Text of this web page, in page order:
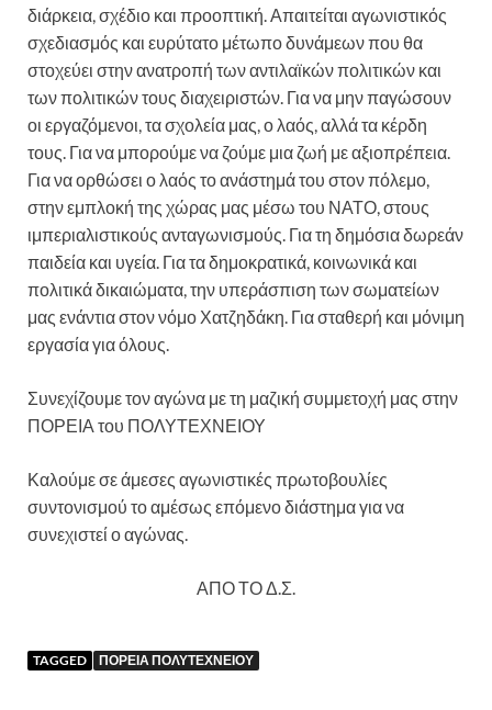
διάρκεια, σχέδιο και προοπτική. Απαιτείται αγωνιστικός
σχεδιασμός και ευρύτατο μέτωπο δυνάμεων που θα
στοχεύει στην ανατροπή των αντιλαϊκών πολιτικών και
των πολιτικών τους διαχειριστών. Για να μην παγώσουν
οι εργαζόμενοι, τα σχολεία μας, ο λαός, αλλά τα κέρδη
τους. Για να μπορούμε να ζούμε μια ζωή με αξιοπρέπεια.
Για να ορθώσει ο λαός το ανάστημά του στον πόλεμο,
στην εμπλοκή της χώρας μας μέσω του ΝΑΤΟ, στους
ιμπεριαλιστικούς ανταγωνισμούς. Για τη δημόσια δωρεάν
παιδεία και υγεία. Για τα δημοκρατικά, κοινωνικά και
πολιτικά δικαιώματα, την υπεράσπιση των σωματείων
μας ενάντια στον νόμο Χατζηδάκη. Για σταθερή και μόνιμη
εργασία για όλους.
Συνεχίζουμε τον αγώνα με τη μαζική συμμετοχή μας στην
ΠΟΡΕΙΑ του ΠΟΛΥΤΕΧΝΕΙΟΥ
Καλούμε σε άμεσες αγωνιστικές πρωτοβουλίες
συντονισμού το αμέσως επόμενο διάστημα για να
συνεχιστεί ο αγώνας.
ΑΠΟ ΤΟ Δ.Σ.
TAGGED ΠΟΡΕΙΑ ΠΟΛΥΤΕΧΝΕΙΟΥ